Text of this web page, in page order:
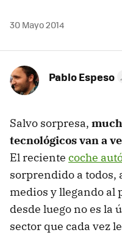
30 Mayo 2014
Pablo Espeso
Salvo sorpresa,
tecnológicos van a
El reciente coche
sorprendido a todos,
medios y llegando al
desde luego no es la
sector que cada vez